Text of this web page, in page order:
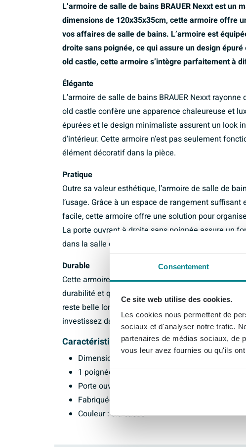
Consentement
Ce site web utilise des cookies.
Les cookies nous permettent de
sociaux et d'analyser notre trafic.
partenaires de médias sociaux, de
vous leur avez fournies ou qu'ils
L’armoire de salle de bains BRAUER Nexxt est
dimensions de 120x35x35cm, cette armoire offre
vos affaires de salle de bains. L’armoire est
droite sans poignée, ce qui assure un design
old castle, cette armoire s’intègre parfaitement à
Élégante
L’armoire de salle de bains BRAUER Nexxt
old castle confère une apparence chaleureuse et
épurées et le design minimaliste assurent un look
d’intérieur. Cette armoire n’est pas seulement
élément décoratif dans la pièce.
Pratique
Outre sa valeur esthétique, l’armoire de salle de
l’usage. Grâce à un espace de rangement
facile, cette armoire offre une solution pour
La porte ouvrant à droite sans poignée assure un
dans la salle de bains.
Durable
Cette armoire de salle de bains est fabriquée en
durabilité et qualité à long terme. Le matériau
reste belle longtemps et est facile à entretenir. Avec
investissez dans un produit qui durera des années
Caractéristiques :
Dimensions : 120x35x35cm
1 poignée pour une ouverture facile
Porte ouvrant à droite sans poignée pour un
Fabriquée en matériau MFC durable
Couleur : old castle